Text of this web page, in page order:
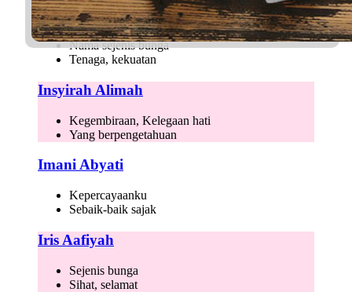
Ivy Afya
Nama sejenis bunga
Tenaga, kekuatan
Insyirah Alimah
Kegembiraan, Kelegaan hati
Yang berpengetahuan
Imani Abyati
Kepercayaanku
Sebaik-baik sajak
Iris Aafiyah
Sejenis bunga
Sihat, selamat